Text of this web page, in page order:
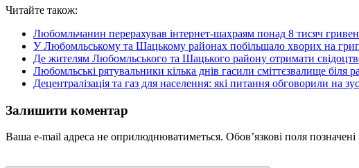
Читайте також:
Любомльчанин перерахував інтернет-шахраям понад 8 тисяч
У Любомльському та Шацькому районах побільшало хворих на
Де жителям Любомльського та Шацького району отримати
Любомльські рятувальники кілька днів гасили сміттєзвалище
Децентралізація та газ для населення: які питання обговорили на
Залишити коментар
Ваша e-mail адреса не оприлюднюватиметься. Обов’язкові поля позначені